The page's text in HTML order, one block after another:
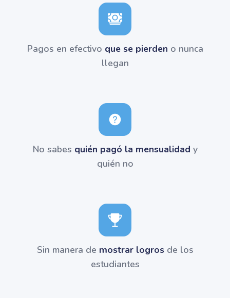
Pagos en efectivo que se pierden o nunca
llegan
No sabes quién pagó la mensualidad y
quién no
Sin manera de mostrar logrosde los
estudiantes